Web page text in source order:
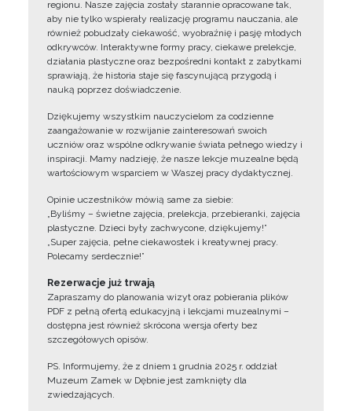
regionu. Nasze zajęcia zostały starannie opracowane tak,
aby nie tylko wspierały realizację programu nauczania, ale
również pobudzały ciekawość, wyobraźnię i pasję młodych
odkrywców. Interaktywne formy pracy, ciekawe prelekcje,
działania plastyczne oraz bezpośredni kontakt z zabytkami
sprawiają, że historia staje się fascynującą przygodą i
nauką poprzez doświadczenie.
Dziękujemy wszystkim nauczycielom za codzienne
zaangażowanie w rozwijanie zainteresowań swoich
uczniów oraz wspólne odkrywanie świata pełnego wiedzy i
inspiracji. Mamy nadzieję, że nasze lekcje muzealne będą
wartościowym wsparciem w Waszej pracy dydaktycznej.
Opinie uczestników mówią same za siebie:
„Byliśmy – świetne zajęcia, prelekcja, przebieranki, zajęcia
plastyczne. Dzieci były zachwycone, dziękujemy!”
„Super zajęcia, pełne ciekawostek i kreatywnej pracy.
Polecamy serdecznie!”
Rezerwacje już trwają
Zapraszamy do planowania wizyt oraz pobierania plików
PDF z pełną ofertą edukacyjną i lekcjami muzealnymi –
dostępna jest również skrócona wersja oferty bez
szczegółowych opisów.
PS. Informujemy, że z dniem 1 grudnia 2025 r. oddział
Muzeum Zamek w Dębnie jest zamknięty dla
zwiedzających.